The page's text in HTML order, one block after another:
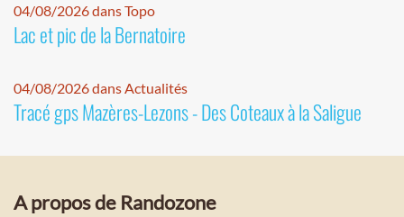
04/08/2026 dans Topo
Lac et pic de la Bernatoire
04/08/2026 dans Actualités
Tracé gps Mazères-Lezons - Des Coteaux à la Saligue
A propos de Randozone